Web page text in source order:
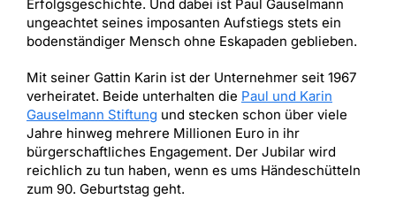
Erfolgsgeschichte. Und dabei ist Paul Gauselmann
ungeachtet seines imposanten Aufstiegs stets ein
bodenständiger Mensch ohne Eskapaden geblieben.
Mit seiner Gattin Karin ist der Unternehmer seit 1967
verheiratet. Beide unterhalten die Paul und Karin
Gauselmann Stiftung und stecken schon über viele
Jahre hinweg mehrere Millionen Euro in ihr
bürgerschaftliches Engagement. Der Jubilar wird
reichlich zu tun haben, wenn es ums Händeschütteln
zum 90. Geburtstag geht.